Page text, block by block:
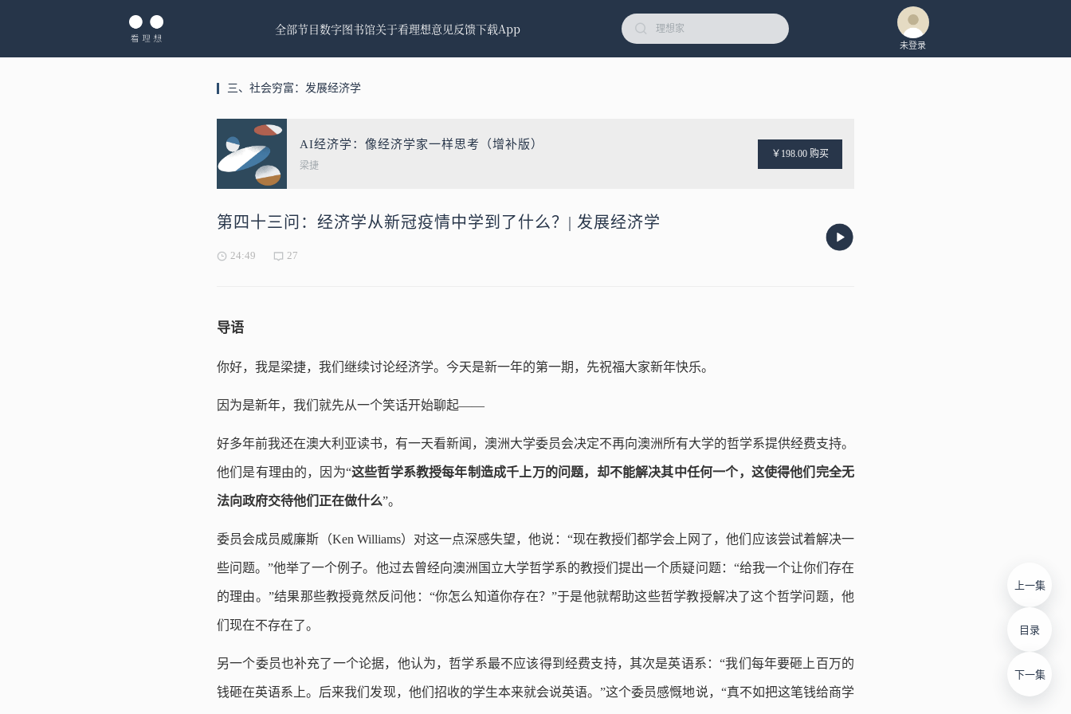
全部节目数字图书馆关于看理想意见反馈下载App
未登录
三、社会穷富：发展经济学
AI经济学：像经济学家一样思考（增补版）
梁捷
￥198.00 购买
第四十三问：经济学从新冠疫情中学到了什么？| 发展经济学
24:49 27
上一集
目录
下一集
导语
你好，我是梁捷，我们继续讨论经济学。今天是新一年的第一期，先祝福大家新年快乐。
因为是新年，我们就先从一个笑话开始聊起——
好多年前我还在澳大利亚读书，有一天看新闻，澳洲大学委员会决定不再向澳洲所有大学的哲学系提供经费支持。
他们是有理由的，因为“这些哲学系教授每年制造成千上万的问题，却不能解决其中任何一个，这使得他们完全无
法向政府交待他们正在做什么”。
委员会成员威廉斯（Ken Williams）对这一点深感失望，他说：“现在教授们都学会上网了，他们应该尝试着解决一
些问题。”他举了一个例子。他过去曾经向澳洲国立大学哲学系的教授们提出一个质疑问题：“给我一个让你们存在
的理由。”结果那些教授竟然反问他：“你怎么知道你存在？”于是他就帮助这些哲学教授解决了这个哲学问题，他
们现在不存在了。
另一个委员也补充了一个论据，他认为，哲学系最不应该得到经费支持，其次是英语系：“我们每年要砸上百万的
钱砸在英语系上。后来我们发现，他们招收的学生本来就会说英语。”这个委员感慨地说，“真不如把这笔钱给商学